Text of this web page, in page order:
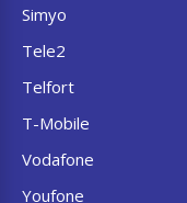
Simyo
Tele2
Telfort
T-Mobile
Vodafone
Youfone